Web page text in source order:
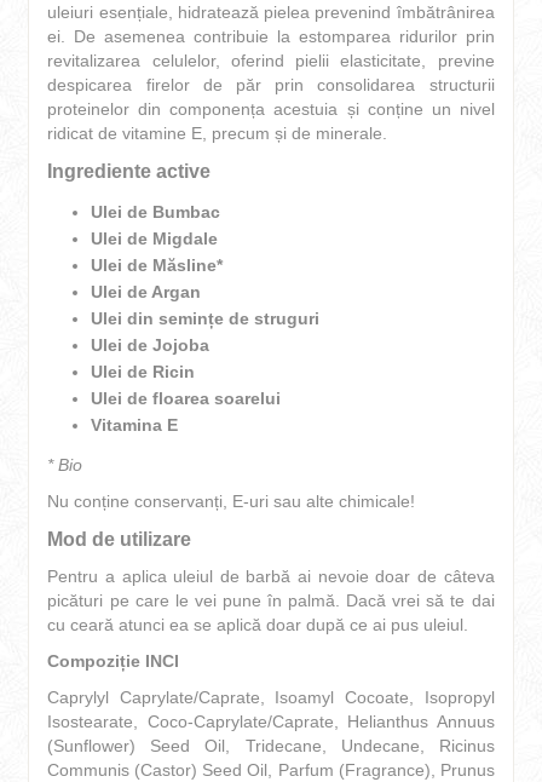
uleiuri esențiale, hidratează pielea prevenind îmbătrânirea
ei. De asemenea contribuie la estomparea ridurilor prin
revitalizarea celulelor, oferind pielii elasticitate, previne
despicarea firelor de păr prin consolidarea structurii
proteinelor din componența acestuia și conține un nivel
ridicat de vitamine E, precum și de minerale.
Ingrediente active
Ulei de Bumbac
Ulei de Migdale
Ulei de Măsline*
Ulei de Argan
Ulei din semințe de struguri
Ulei de Jojoba
Ulei de Ricin
Ulei de floarea soarelui
Vitamina E
* Bio
Nu conține conservanți, E-uri sau alte chimicale!
Mod de utilizare
Pentru a aplica uleiul de barbă ai nevoie doar de câteva
picături pe care le vei pune în palmă. Dacă vrei să te dai
cu ceară atunci ea se aplică doar după ce ai pus uleiul.
Compoziție INCI
Caprylyl Caprylate/Caprate, Isoamyl Cocoate, Isopropyl
Isostearate, Coco-Caprylate/Caprate, Helianthus Annuus
(Sunflower) Seed Oil, Tridecane, Undecane, Ricinus
Communis (Castor) Seed Oil, Parfum (Fragrance), Prunus